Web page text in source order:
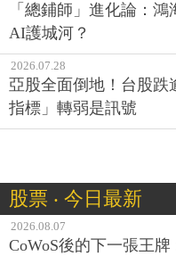
「總鋪師」進化論：
AI護城河？
2026.07.28
亞股全面倒地！台股跌
指標」轉弱是訊號
股票 ‧ 今日最新
2026.08.07
CoWoS後的下一張王